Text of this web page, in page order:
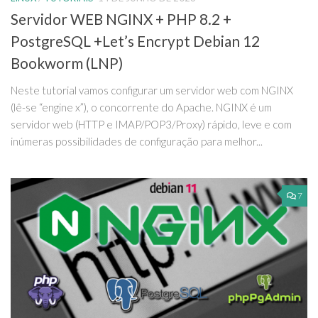
Servidor WEB NGINX + PHP 8.2 +
PostgreSQL +Let’s Encrypt Debian 12
Bookworm (LNP)
Neste tutorial vamos configurar um servidor web com NGINX
(lê-se “engine x”), o concorrente do Apache. NGINX é um
servidor web (HTTP e IMAP/POP3/Proxy) rápido, leve e com
inúmeras possibilidades de configuração para melhor...
7